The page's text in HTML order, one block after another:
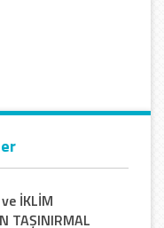
İKLİM
TAŞINIRMAL